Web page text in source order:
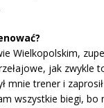
Wielkopolskim,
jak zwykle
mnie trener i
wszystkie biegi, bo